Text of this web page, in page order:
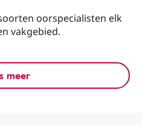
oorspecialisten elk
vakgebied.
meer